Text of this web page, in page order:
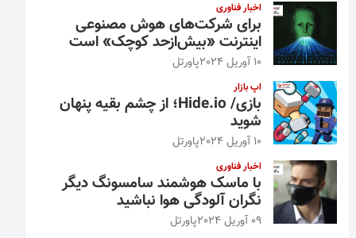
اخبار فناوری
برای شرکت‌های هوش مصنوعی
اینترنت «بیش‌از‌حد کوچک» است
10 آوریل 2024 پاورتل
اپ بازار
بازی/ Hide.io؛ از چشم بقیه پنهان
شوید
10 آوریل 2024 پاورتل
اخبار فناوری
با ماسک هوشمند سامسونگ دیگر
نگران آلودگی هوا نباشید
09 آوریل 2024 پاورتل